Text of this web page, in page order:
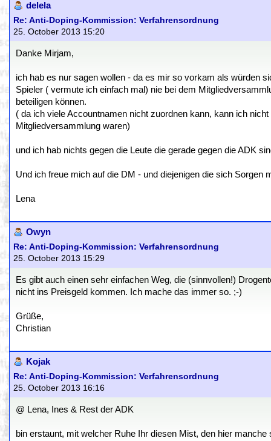
delela
Re: Anti-Doping-Kommission: Verfahrensordnung
25. October 2013 15:20
Danke Mirjam,
ich hab es nur sagen wollen - da es mir so vorkam als würden
Spieler ( vermute ich einfach mal) nie bei dem
beteiligen können.
( da ich viele Accountnamen nicht zuordnen kann, kann ich
Mitgliedversammlung waren)
und ich hab nichts gegen die Leute die gerade gegen die ADK
Und ich freue mich auf die DM - und diejenigen die sich
Lena
Owyn
Re: Anti-Doping-Kommission: Verfahrensordnung
25. October 2013 15:29
Es gibt auch einen sehr einfachen Weg, die (sinnvollen!)
nicht ins Preisgeld kommen. Ich mache das immer so. ;-)
Grüße,
Christian
Kojak
Re: Anti-Doping-Kommission: Verfahrensordnung
25. October 2013 16:16
@ Lena, Ines & Rest der ADK
bin erstaunt, mit welcher Ruhe Ihr diesen Mist, den hier